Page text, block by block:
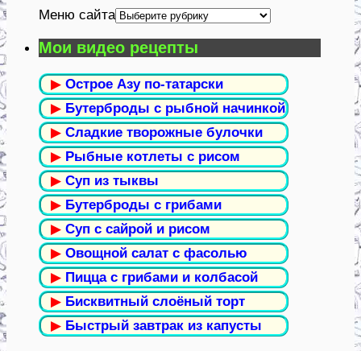
Меню сайта
Мои видео рецепты
▶ Острое Азу по-татарски
▶ Бутерброды с рыбной начинкой
▶ Сладкие творожные булочки
▶ Рыбные котлеты с рисом
▶ Суп из тыквы
▶ Бутерброды с грибами
▶ Суп с сайрой и рисом
▶ Овощной салат с фасолью
▶ Пицца с грибами и колбасой
▶ Бисквитный слоёный торт
▶ Быстрый завтрак из капусты